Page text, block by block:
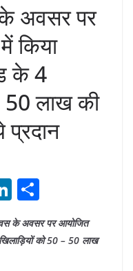
के अवसर पर
किया
के 4
50 लाख की
Li
n
k
e
ar
के अवसर पर आयोजित
को 50 – 50 लाख